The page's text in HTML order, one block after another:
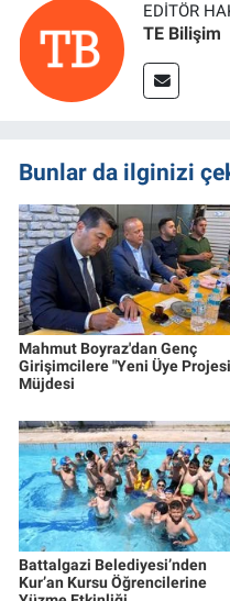
EDITÖR
TE Bilişim
Bunlar da ilginizi
Mahmut Boyraz'dan Genç
Girişimcilere "Yeni Üye
Müjdesi
Battalgazi Belediyesi’nden
Kur’an Kursu Öğrencilerine